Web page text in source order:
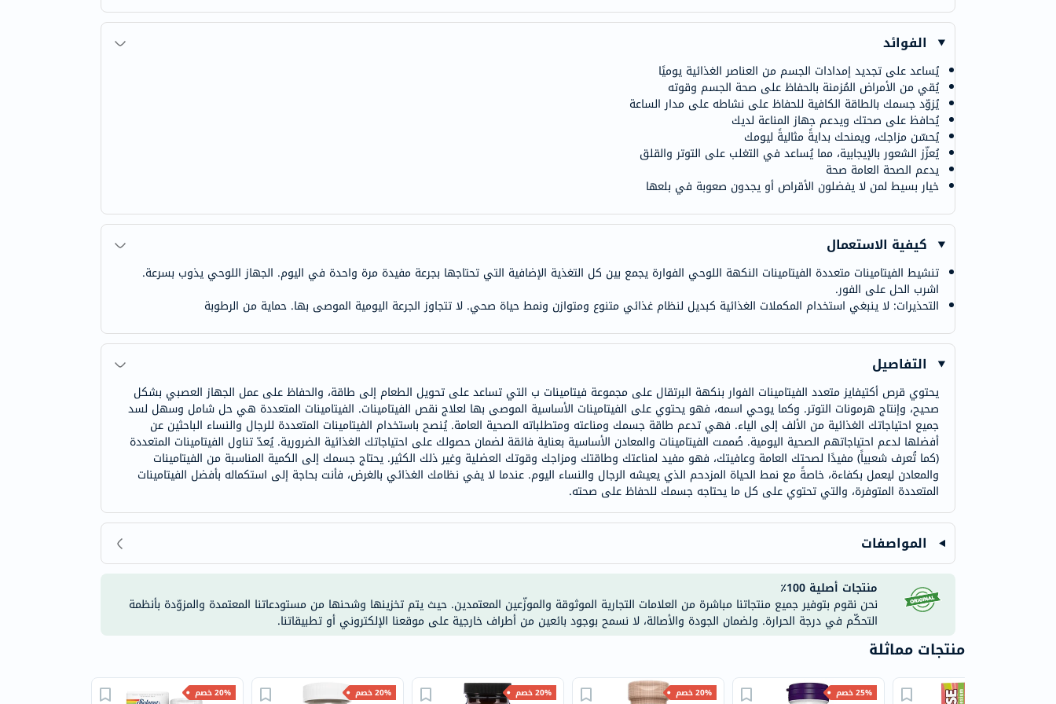
doppelherz
honey
الصحة
أساسيات
الصحية
باقة
فحص
صحي
روتيني
باقة
الصحي
Original
اختبار
التحسس
الغذائي
الحالة
البشرة
والشعر
الفوائد
يُساعد على تجديد إمدادات الجسم من العناصر الغذائية يوميًا
يُقي من الأمراض المُزمنة بالحفاظ على صحة الجسم وقوته
يُزوّد ​​جسمك بالطاقة الكافية للحفاظ على نشاطه على مدار الساعة
يُحافظ على صحتك ويدعم جهاز المناعة لديك
يُحسّن مزاجك، ويمنحك بدايةً مثاليةً ليومك
يُعزّز الشعور بالإيجابية، مما يُساعد في التغلب على التوتر والقلق
يدعم الصحة العامة صحة
خيار بسيط لمن لا يفضلون الأقراص أو يجدون صعوبة في بلعها
كيفية الاستعمال
تنشيط الفيتامينات متعددة الفيتامينات النكهة اللوحي الفوارة يجمع بين كل التغذية الإضافية التي تحتاجها بجرعة مفيدة مرة واحدة في اليوم. الجهاز اللوحي يذوب بسرعة.
اشرب الحل على الفور.
التحذيرات: لا ينبغي استخدام المكملات الغذائية كبديل لنظام غذائي متنوع ومتوازن ونمط حياة صحي. لا تتجاوز الجرعة اليومية الموصى بها. حماية من الرطوبة
التفاصيل
يحتوي قرص أكتيفايز متعدد الفيتامينات الفوار بنكهة البرتقال على مجموعة فيتامينات ب التي تساعد على تحويل الطعام إلى طاقة، والحفاظ على عمل الجهاز العصبي بشكل
صحيح، وإنتاج هرمونات التوتر. وكما يوحي اسمه، فهو يحتوي على الفيتامينات الأساسية الموصى بها لعلاج نقص الفيتامينات. الفيتامينات المتعددة هي حل شامل وسهل لسد
جميع احتياجاتك الغذائية من الألف إلى الياء. فهي تدعم طاقة جسمك ومناعته ومتطلباته الصحية العامة. يُنصح باستخدام الفيتامينات المتعددة للرجال والنساء الباحثين عن
أفضلها لدعم احتياجاتهم الصحية اليومية. صُممت الفيتامينات والمعادن الأساسية بعناية فائقة لضمان حصولك على احتياجاتك الغذائية الضرورية. يُعدّ تناول الفيتامينات المتعددة
(كما تُعرف شعبياً) مفيدًا لصحتك العامة وعافيتك، فهو مفيد لمناعتك وطاقتك ومزاجك وقوتك العضلية وغير ذلك الكثير. يحتاج جسمك إلى الكمية المناسبة من الفيتامينات
والمعادن ليعمل بكفاءة، خاصةً مع نمط الحياة المزدحم الذي يعيشه الرجال والنساء اليوم. عندما لا يفي نظامك الغذائي بالغرض، فأنت بحاجة إلى استكماله بأفضل الفيتامينات
المتعددة المتوفرة، والتي تحتوي على كل ما يحتاجه جسمك للحفاظ على صحته.
المواصفات
منتجات أصلية 100٪
نحن نقوم بتوفير جميع منتجاتنا مباشرة من العلامات التجارية الموثوقة والموزّعين المعتمدين. حيث يتم تخزينها وشحنها من مستودعاتنا المعتمدة والمزوّدة بأنظمة
التحكّم في درجة الحرارة. ولضمان الجودة والأصالة، لا نسمح بوجود بائعين من أطراف خارجية على موقعنا الإلكتروني أو تطبيقاتنا.
منتجات مماثلة
20% خصم 20% خصم 20% خصم 20% خصم 25% خصم